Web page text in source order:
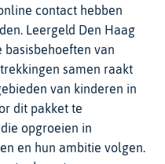
contact hebben
Leergeld Den Haag
van
samen raakt
van kinderen in
dit pakket te
opgroeien in
en hun ambitie volgen.